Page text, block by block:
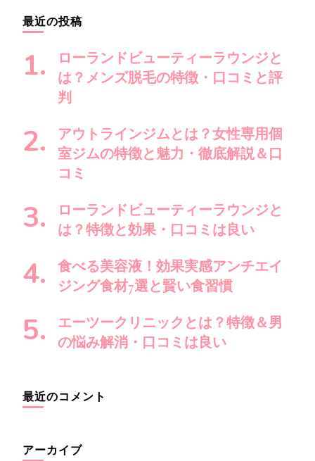
ョ
ン
お
探
し
で
?
最近の投稿
ローランドビューティーラウンジと
は？メンズ脱毛の特徴・口コミと評
判
アウトラインジムとは？女性専用個
室ジムの特徴と魅力・徹底解説＆口
コミ
ローランドビューティーラウンジと
は？特徴と効果・口コミは良い
食べる美容液！効果実感アンチエイ
ジング食材7選と賢い食習慣
エーツークリニックとは？特徴＆男
の悩み解消・口コミは良い
最近のコメント
アーカイブ